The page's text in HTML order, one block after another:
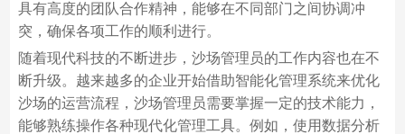
具有高度的团队合作精神，能够在不同部门之间协调冲
突，确保各项工作的顺利进行。
随着现代科技的不断进步，沙场管理员的工作内容也在不
断升级。越来越多的企业开始借助智能化管理系统来优化
沙场的运营流程，沙场管理员需要掌握一定的技术能力，
能够熟练操作各种现代化管理工具。例如，使用数据分析